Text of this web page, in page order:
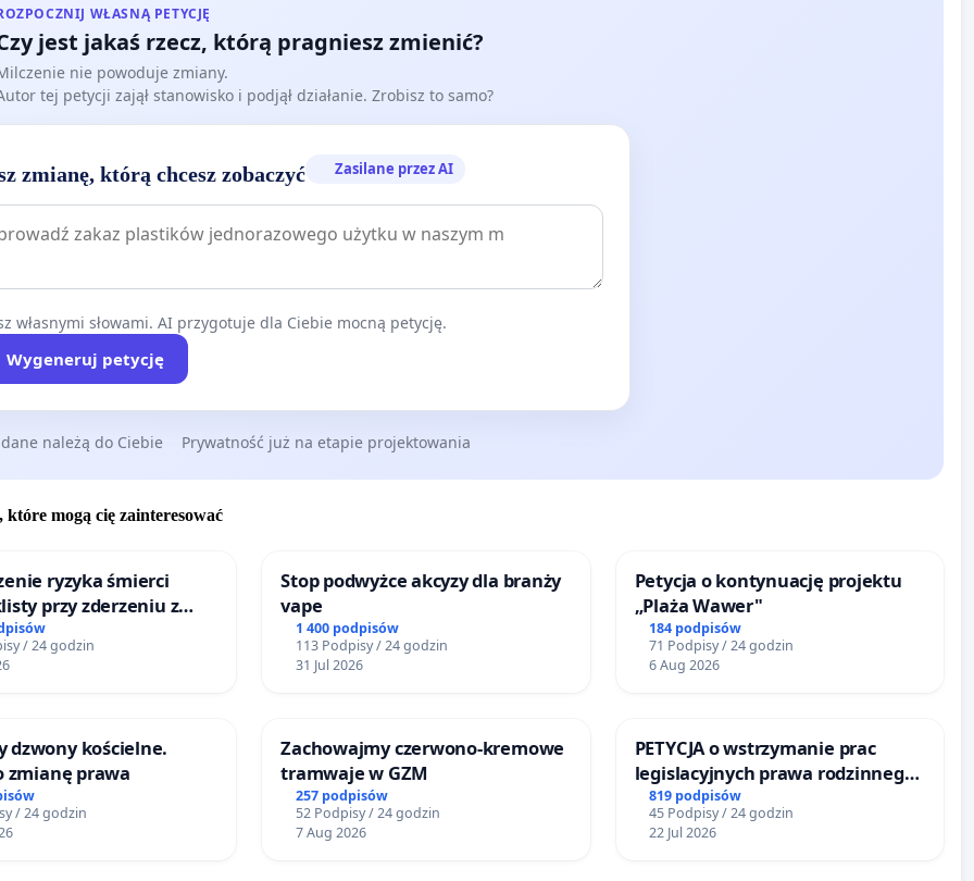
WŁASNĄ PETYCJĘ
jest jakaś rzecz, którą pragniesz zmienić?
nie powoduje zmiany.
tej petycji zajął stanowisko i podjął działanie. Zrobisz to samo?
zmianę, którą chcesz zobaczyć Zasilane przez AI
własnymi słowami. AI przygotuje dla Ciebie mocną petycję.
Wygeneruj petycję
należą do Ciebie Prywatność już na etapie projektowania
które mogą cię zainteresować
ryzyka śmierci
przy zderzeniu z
/ 24 godzin
Stop podwyżce akcyzy dla branży
vape
1 400 podpisów
113 Podpisy / 24 godzin
31 Jul 2026
Petycja o kontynuację projektu
„Plaża Wawer"
184 podpisów
71 Podpisy / 24 godzin
6 Aug 2026
dzwony kościelne.
zmianę prawa
/ 24 godzin
Zachowajmy czerwono-kremowe
tramwaje w GZM
257 podpisów
52 Podpisy / 24 godzin
7 Aug 2026
PETYCJA o wstrzymanie prac
legislacyjnych prawa rodzinnego
narażających ofiary przemocy
819 podpisów
45 Podpisy / 24 godzin
22 Jul 2026